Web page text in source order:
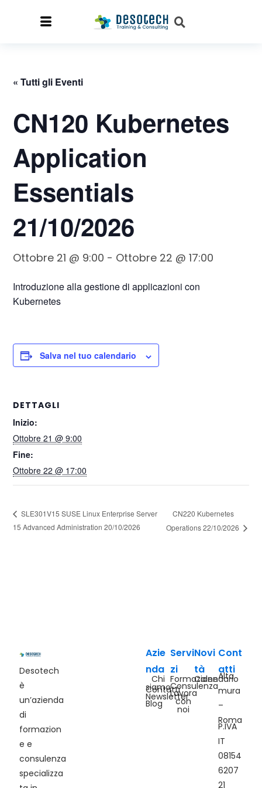
« Tutti gli Eventi
CN120 Kubernetes
Application
Essentials
21/10/2026
Ottobre 21 @ 9:00 - Ottobre 22 @ 17:00
Introduzione alla gestione di applicazioni con
Kubernetes
Salva nel tuo calendario
DETTAGLI
Inizio:
Ottobre 21 @ 9:00
Fine:
Ottobre 22 @ 17:00
SLE301V15 SUSE Linux Enterprise Server
15 Advanced Administration 20/10/2026
CN220 Kubernetes
Operations 22/10/2026
Desotech
è
un’azienda
di
formazion
e e
consulenza
specializza
Azie
nda
Chi
siamo
Contatti
Newsletter
Blog
Servi
zi
Formazione
Consulenza
Lavora
con
noi
Novi
tà
Calendario
Cont
atti
Alta
mura
–
Roma
P.IVA
IT
08154
6207
21